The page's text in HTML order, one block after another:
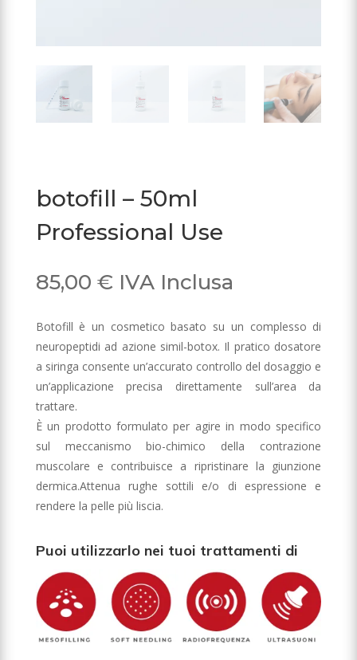
botofill – 50ml
Professional Use
85,00 € IVA Inclusa
Botofill è un cosmetico basato su un complesso di
neuropeptidi ad azione simil-botox. Il pratico dosatore
a siringa consente un’accurato controllo del dosaggio e
un’applicazione precisa direttamente sull’area da
trattare.
È un prodotto formulato per agire in modo specifico
sul meccanismo bio-chimico della contrazione
muscolare e contribuisce a ripristinare la giunzione
dermica.Attenua rughe sottili e/o di espressione e
rendere la pelle più liscia.
Puoi utilizzarlo nei tuoi trattamenti di